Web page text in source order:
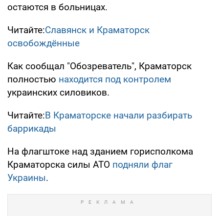
остаются в больницах.
Читайте:Славянск и Краматорск
освобождённые
Как сообщал "Обозреватель", Краматорск
полностью находится под контролем
украинских силовиков.
Читайте:В Краматорске начали разбирать
баррикады
На флагштоке над зданием горисполкома
Краматорска силы АТО подняли флаг
Украины.